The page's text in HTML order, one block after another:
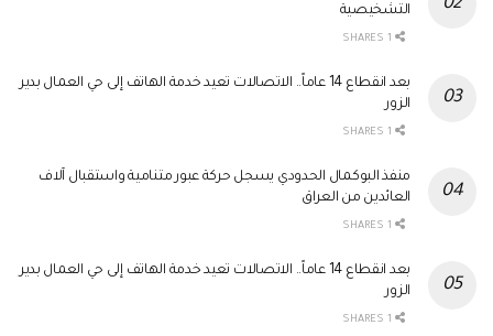
التشخيصية
بعد انقطاع 14 عاماً.. الاتصالات تعيد خدمة الهاتف إلى حي العمال بدير
الزور
منفذ البوكمال الحدودي يسجل حركة عبور متنامية واستقبال آلاف
العائدين من العراق
بعد انقطاع 14 عاماً.. الاتصالات تعيد خدمة الهاتف إلى حي العمال بدير
الزور